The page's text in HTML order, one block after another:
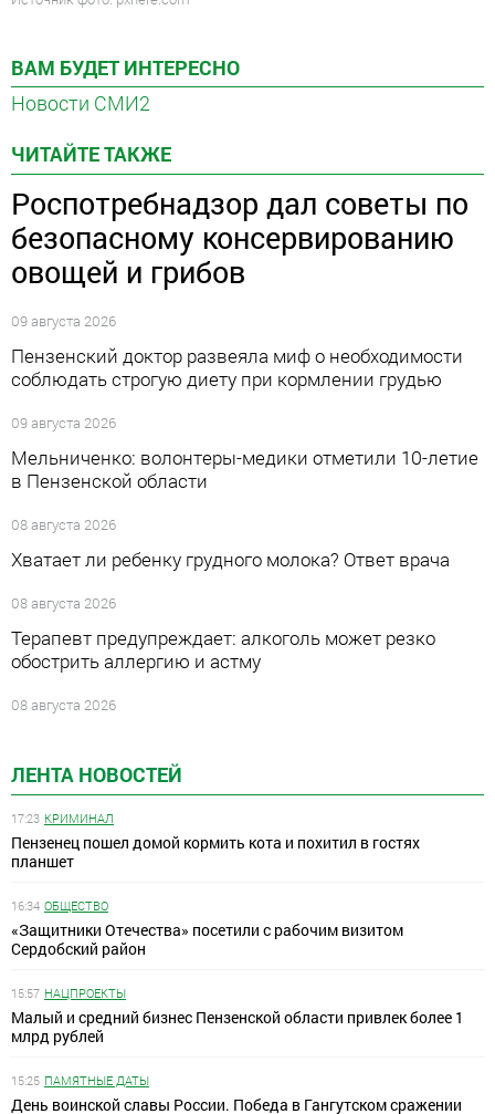
ЛЕНТА НОВОСТЕЙ
17:23 КРИМИНАЛ
Пензенец пошел домой кормить кота и похитил в гостях
планшет
16:34 ОБЩЕСТВО
«Защитники Отечества» посетили с рабочим визитом
Сердобский район
15:57 НАЦПРОЕКТЫ
Малый и средний бизнес Пензенской области привлек более 1
млрд рублей
15:25 ПАМЯТНЫЕ ДАТЫ
День воинской славы России. Победа в Гангутском сражении
ВАМ БУДЕТ ИНТЕРЕСНО
Новости СМИ2
ЧИТАЙТЕ ТАКЖЕ
Роспотребнадзор дал советы по
безопасному консервированию
овощей и грибов
09 августа 2026
Пензенский доктор развеяла миф о необходимости
соблюдать строгую диету при кормлении грудью
09 августа 2026
Мельниченко: волонтеры-медики отметили 10-летие
в Пензенской области
08 августа 2026
Хватает ли ребенку грудного молока? Ответ врача
08 августа 2026
Терапевт предупреждает: алкоголь может резко
обострить аллергию и астму
08 августа 2026